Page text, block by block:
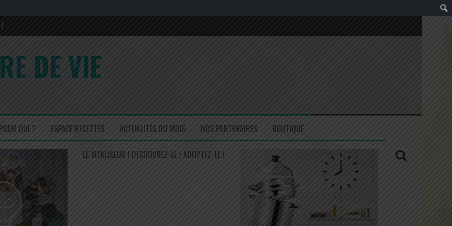
sa composition en 2017 et 2022
DE VIE
POUR QUI ? ESPACE RECETTES ACTUALITÉS DU MOIS NOS PARTENAIRES BOUTIQUE
LE VITALISEUR ! DÉCOUVREZ-LE ! ADOPTEZ-LE !